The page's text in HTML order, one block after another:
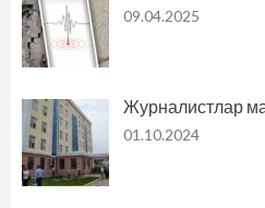
09.04.2025
Журналистлар
01.10.2024